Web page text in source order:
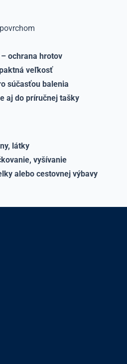
ochrana hrotov
veľkosť
súčasťou balenia
aj do príručnej tašky
látky
vyšívanie
alebo cestovnej výbavy